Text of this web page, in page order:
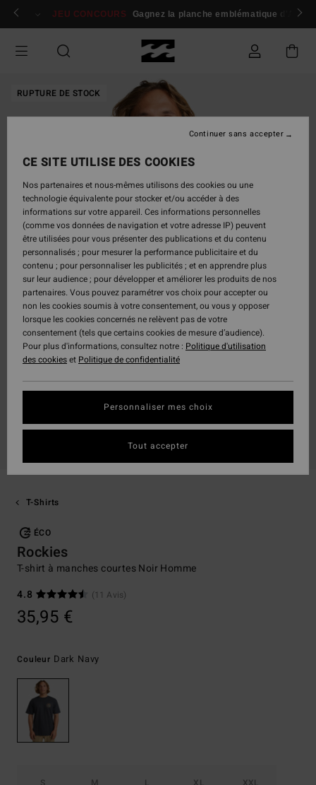
Passer
Se connecter / s'inscrire
JEU CONCOURS Gagnez la planche emblématique d'Andy
RUPTURE DE STOCK
T-Shirts
ÉCO
Rockies
T-shirt à manches courtes Noir Homme
4.8
(11 Avis)
35,95 €
Couleur Dark Navy
CE SITE UTILISE DES COOKIES
Nos partenaires et nous-mêmes utilisons des cookies ou une
technologie équivalente pour stocker et/ou accéder à des
informations sur votre appareil. Ces informations personnelles
(comme vos données de navigation et votre adresse IP) peuvent
être utilisées pour vous présenter des publications et du contenu
personnalisés ; pour mesurer la performance publicitaire et du
contenu ; pour personnaliser les publicités ; et en apprendre plus
sur leur audience ; pour développer et améliorer les produits de nos
partenaires. Vous pouvez paramétrer vos choix pour accepter ou
non les cookies soumis à votre consentement, ou vous y opposer
lorsque les cookies concernés ne relèvent pas de votre
consentement (tels que certains cookies de mesure d’audience).
Pour plus d'informations, consultez notre : Politique d'utilisation
des cookieset Politique de confidentialité
Personnaliser mes choix
Continuer sans accepter
Tout accepter